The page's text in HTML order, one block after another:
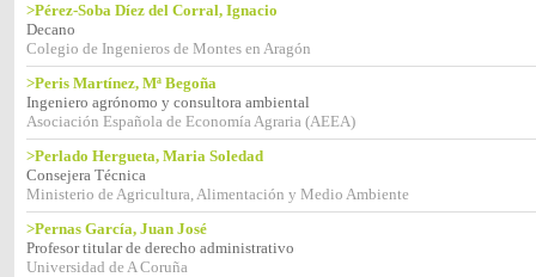
>Pérez-Soba Díez del Corral, Ignacio
Decano
Colegio de Ingenieros de Montes en Aragón
>Peris Martínez, Mª Begoña
Ingeniero agrónomo y consultora ambiental
Asociación Española de Economía Agraria (AEEA)
>Perlado Hergueta, Maria Soledad
Consejera Técnica
Ministerio de Agricultura, Alimentación y Medio Ambiente
>Pernas García, Juan José
Profesor titular de derecho administrativo
Universidad de A Coruña